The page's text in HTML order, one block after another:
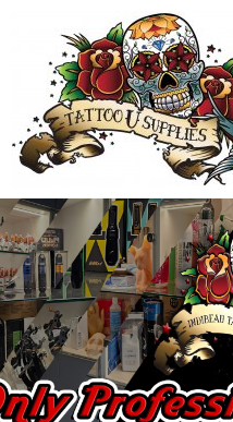
Webshop
Tattoo machines
Tattoo Naalden
Tattoo Inkt
Tips
Grips en gripcovers
Power unit + toebehoren
Stencil making
Tattooverwijdering
Info
Contact
Mijn account
Gastenboek